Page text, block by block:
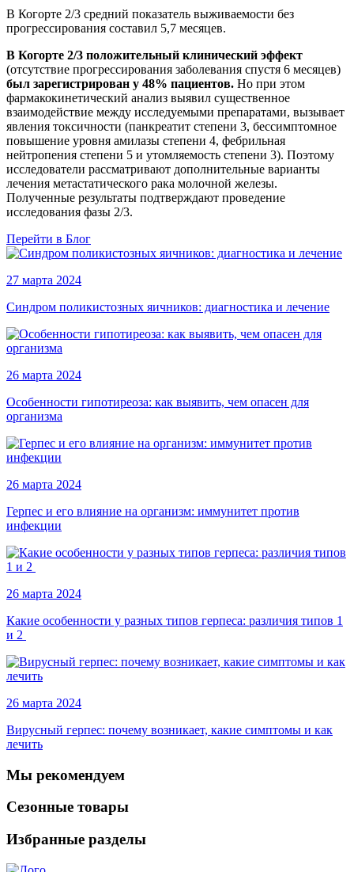
В Когорте 2/3 средний показатель выживаемости без
прогрессирования составил 5,7 месяцев.
В Когорте 2/3 положительный клинический эффект
(отсутствие прогрессирования заболевания спустя 6 месяцев)
был зарегистрирован у 48% пациентов. Но при этом
фармакокинетический анализ выявил существенное
взаимодействие между исследуемыми препаратами, вызывает
явления токсичности (панкреатит степени 3, бессимптомное
повышение уровня амилазы степени 4, фебрильная
нейтропения степени 5 и утомляемость степени 3). Поэтому
исследователи рассматривают дополнительные варианты
лечения метастатического рака молочной железы.
Полученные результаты подтверждают проведение
исследования фазы 2/3.
Перейти в Блог
27 марта 2024
Синдром поликистозных яичников: диагностика и лечение
26 марта 2024
Особенности гипотиреоза: как выявить, чем опасен для
организма
26 марта 2024
Герпес и его влияние на организм: иммунитет против
инфекции
26 марта 2024
Какие особенности у разных типов герпеса: различия типов 1
и 2
26 марта 2024
Вирусный герпес: почему возникает, какие симптомы и как
лечить
Мы рекомендуем
Сезонные товары
Избранные разделы